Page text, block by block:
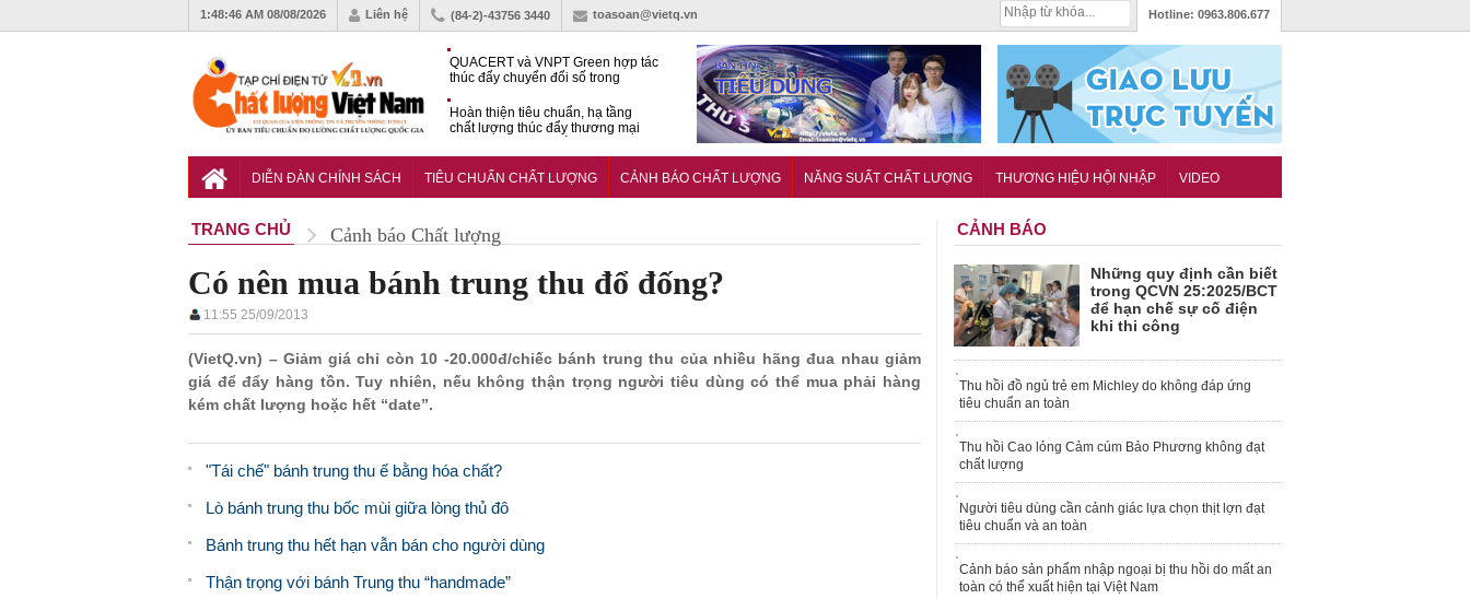
1:48:47 AM 08/08/2026 Liên hệ (84-2)-43756 3440 toasoan@vietq.vn Hotline: 0963.806.677
QUACERT và VNPT Green hợp tác
thúc đẩy chuyển đổi số trong
Hoàn thiện tiêu chuẩn, hạ tầng
chất lượng thúc đẩy thương mại
nghiền di động
DIỄN ĐÀN CHÍNH SÁCH TIÊU CHUẨN CHẤT LƯỢNG CẢNH BÁO CHẤT LƯỢNG NĂNG SUẤT CHẤT LƯỢNG THƯƠNG HIỆU HỘI NHẬP VIDEO
TRANG CHỦ Cảnh báo Chất lượng
Có nên mua bánh trung thu đổ đống?
11:55 25/09/2013
(VietQ.vn) – Giảm giá chỉ còn 10 -20.000đ/chiếc bánh trung thu của nhiều hãng đua nhau giảm
giá để đẩy hàng tồn. Tuy nhiên, nếu không thận trọng người tiêu dùng có thể mua phải hàng
kém chất lượng hoặc hết “date”.
"Tái chế" bánh trung thu ế bằng hóa chất?
Lò bánh trung thu bốc mùi giữa lòng thủ đô
Bánh trung thu hết hạn vẫn bán cho người dùng
Thận trọng với bánh Trung thu “handmade”
CẢNH BÁO
Những quy định cần biết
trong QCVN 25:2025/BCT
để hạn chế sự cố điện
khi thi công
Thu hồi đồ ngủ trẻ em Michley do không đáp ứng
tiêu chuẩn an toàn
Thu hồi Cao lỏng Cảm cúm Bảo Phương không đạt
chất lượng
Người tiêu dùng cần cảnh giác lựa chọn thịt lợn đạt
tiêu chuẩn và an toàn
Cảnh báo sản phẩm nhập ngoại bị thu hồi do mất an
toàn có thể xuất hiện tại Việt Nam